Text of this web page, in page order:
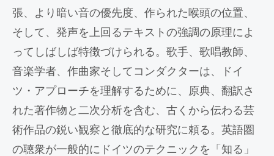
張、より暗い音の優先度、作られた喉頭の位置、
そして、発声を上回るテキストの強調の原理によ
ってしばしば特徴づけられる。歌手、歌唱教師、
音楽学者、作曲家そしてコンダクターは、ドイ
ツ・アプローチを理解するために、原典、翻訳さ
れた著作物と二次分析を含む、古くから伝わる芸
術作品の鋭い観察と徹底的な研究に頼る。英語圏
の聴衆が一般的にドイツのテクニックを「知る」